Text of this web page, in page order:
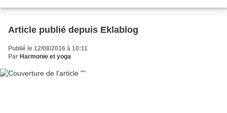
Article publié depuis Eklablog
Publié le 12/08/2016 à 10:11
Par Harmonie et yoga